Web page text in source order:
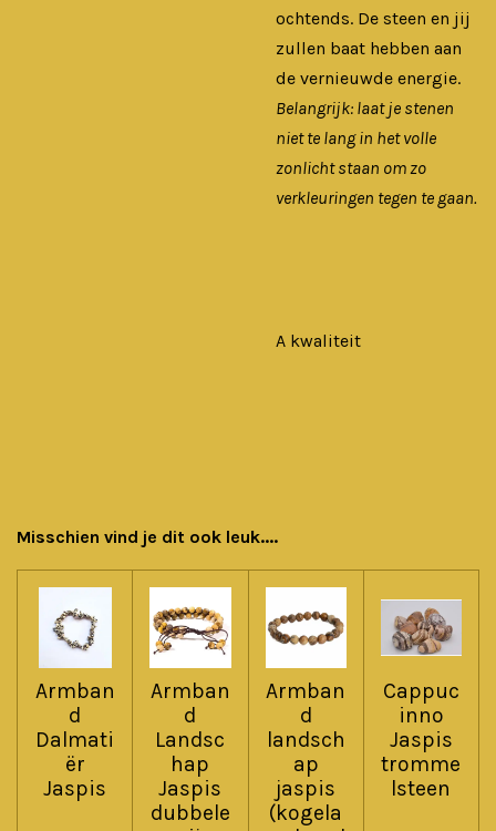
ochtends. De steen en jij
zullen baat hebben aan
de vernieuwde energie.
Belangrijk: laat je stenen
niet te lang in het volle
zonlicht staan om zo
verkleuringen tegen te gaan.
A kwaliteit
Misschien vind je dit ook leuk....
Armban
d
Dalmati
ër
Jaspis
Armban
d
Landsc
hap
Jaspis
dubbele
Armban
d
landsch
ap
jaspis
(kogela
Cappuc
inno
Jaspis
tromme
lsteen